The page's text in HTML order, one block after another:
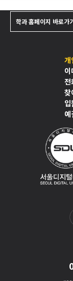
개
전
찾
학과 홈페이지 바로가